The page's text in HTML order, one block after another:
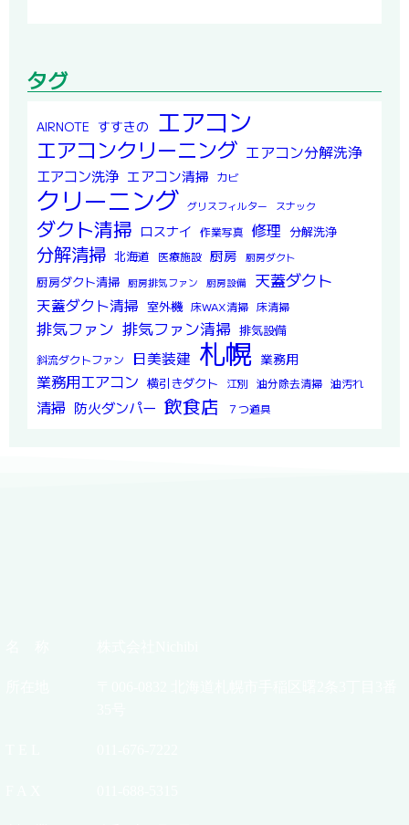
タグ
AIRNOTE すすきの エアコン
エアコンクリーニング エアコン分解洗浄
エアコン洗浄 エアコン清掃 カビ
クリーニング グリスフィルター スナック
ダクト清掃 ロスナイ 作業写真 修理 分解洗浄
分解清掃 北海道 医療施設 厨房 厨房ダクト
厨房ダクト清掃 厨房排気ファン 厨房設備 天蓋ダクト
天蓋ダクト清掃 室外機 床WAX清掃 床清掃
排気ファン 排気ファン清掃 排気設備
斜流ダクトファン 日美装建 札幌 業務用
業務用エアコン 横引きダクト 江別 油分除去清掃 油汚れ
清掃 防火ダンパー 飲食店 ７つ道具